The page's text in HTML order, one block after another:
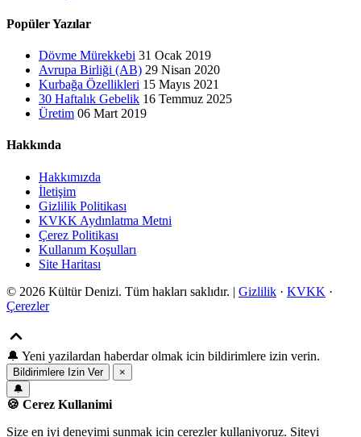
Popüler Yazılar
Dövme Mürekkebi 31 Ocak 2019
Avrupa Birliği (AB) 29 Nisan 2020
Kurbağa Özellikleri 15 Mayıs 2021
30 Haftalık Gebelik 16 Temmuz 2025
Üretim 06 Mart 2019
Hakkında
Hakkımızda
İletişim
Gizlilik Politikası
KVKK Aydınlatma Metni
Çerez Politikası
Kullanım Koşulları
Site Haritası
© 2026 Kültür Denizi. Tüm hakları saklıdır. | Gizlilik · KVKK ·
Çerezler
🔔 Yeni yazilardan haberdar olmak icin bildirimlere izin verin.
Bildirimlere Izin Ver
×
🔔
🍪 Cerez Kullanimi
Size en iyi deneyimi sunmak icin cerezler kullaniyoruz. Siteyi